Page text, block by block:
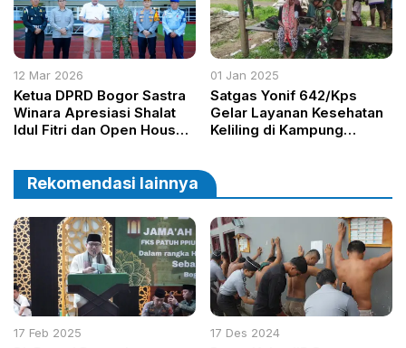
12 Mar 2026
Ketua DPRD Bogor Sastra
Winara Apresiasi Shalat
Idul Fitri dan Open House
01 Jan 2025
Satgas Yonif 642/Kps
Gelar Layanan Kesehatan
Keliling di Kampung
Rekomendasi lainnya
17 Feb 2025 17 Des 2024